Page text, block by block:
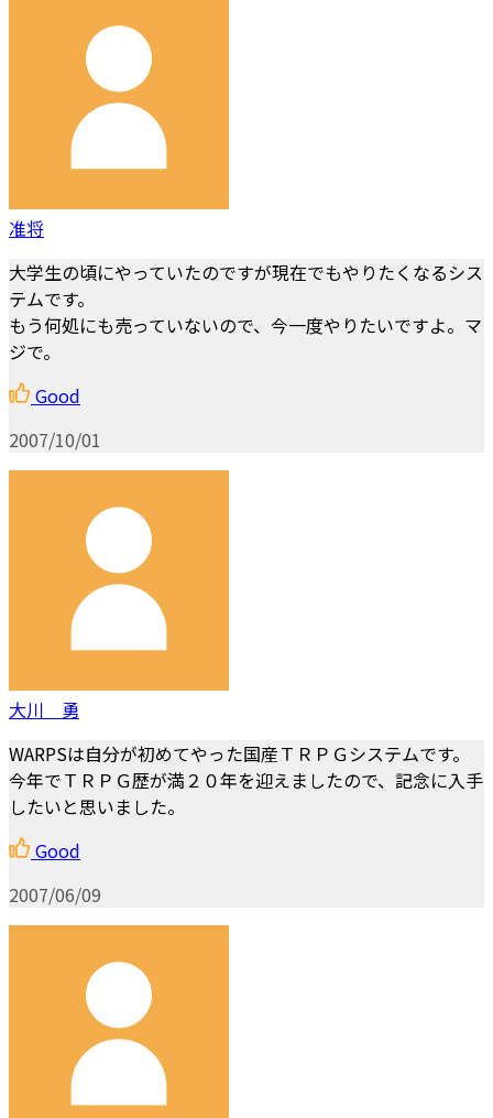
准将
大学生の頃にやっていたのですが現在でもやりたくなるシス
テムです。
もう何処にも売っていないので、今一度やりたいですよ。マ
ジで。
Good
2007/10/01
大川 勇
WARPSは自分が初めてやった国産ＴＲＰＧシステムです。
今年でＴＲＰＧ歴が満２０年を迎えましたので、記念に入手
したいと思いました。
Good
2007/06/09